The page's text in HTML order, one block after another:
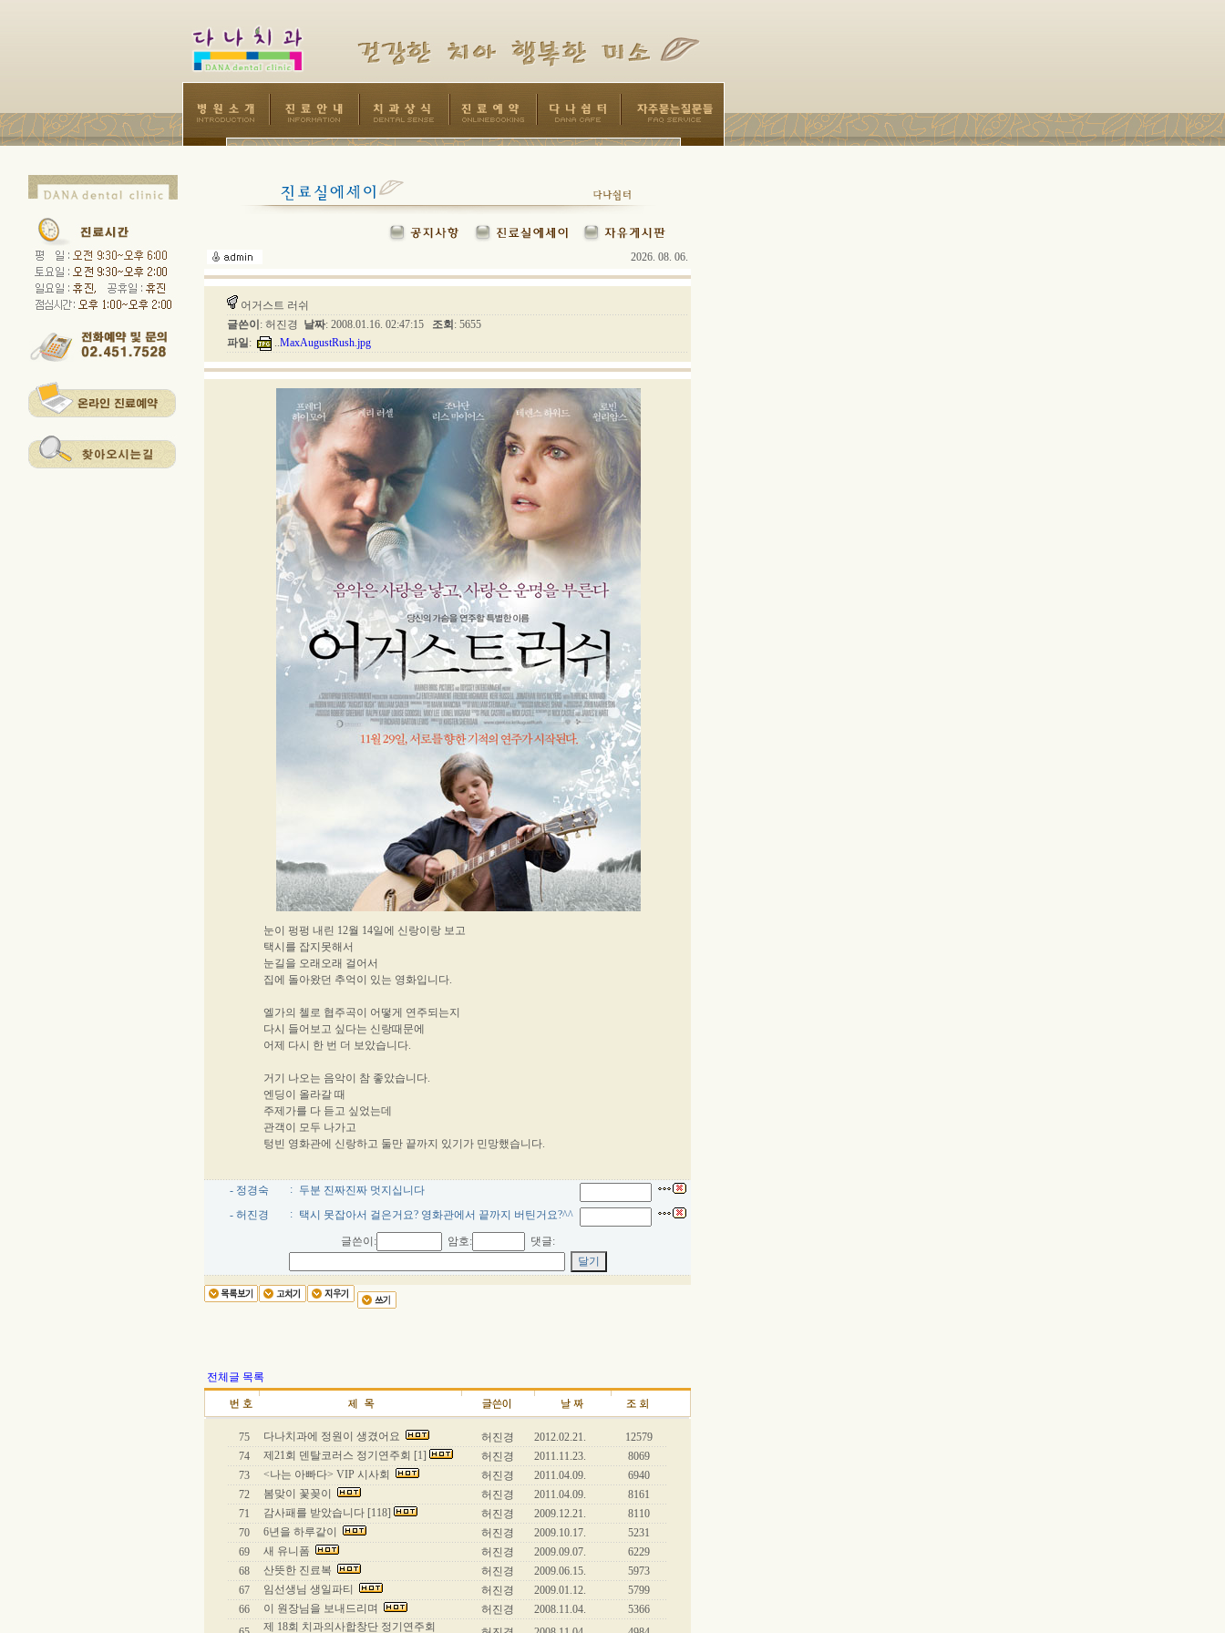
2026. 08. 06.
어거스트 러쉬
글쓴이 : 허진경 날짜: 2008.01.16. 02:47:15 조회 : 5655
파일: ..MaxAugustRush.jpg
눈이 펑펑 내린 12월 14일에 신랑이랑 보고
택시를 잡지못해서
눈길을 오래오래 걸어서
집에 돌아왔던 추억이 있는 영화입니다.
엘가의 첼로 협주곡이 어떻게 연주되는지
다시 들어보고 싶다는 신랑때문에
어제 다시 한 번 더 보았습니다.
거기 나오는 음악이 참 좋았습니다.
엔딩이 올라갈 때
주제가를 다 듣고 싶었는데
관객이 모두 나가고
텅빈 영화관에 신랑하고 둘만 끝까지 있기가 민망했습니다.
- 정경숙 : 두분 진짜진짜 멋지십니다
- 허진경
: 택시 못잡아서 걸은거요? 영화관에서 끝까지 버틴거요?^^
글쓴이: 암호: 댓글:
전체글 목록
75 다나치과에 정원이 생겼어요 허진경 2012.02.21.
12579
74
제21회 덴탈코러스 정기연주회 [1] 허진경 2011.11.23.
8069
73
<나는 아빠다> VIP 시사회 허진경 2011.04.09.
6940
72
봄맞이 꽃꽂이 허진경 2011.04.09.
8161
71
감사패를 받았습니다 [118] 허진경 2009.12.21.
8110
70
6년을 하루같이 허진경 2009.10.17.
5231
69
새 유니폼 허진경 2009.09.07.
6229
68
산뜻한 진료복 허진경 2009.06.15.
5973
67
임선생님 생일파티 허진경 2009.01.12.
5799
66
이 원장님을 보내드리며 허진경 2008.11.04.
5366
제 18회 치과의사합창단 정기연주회